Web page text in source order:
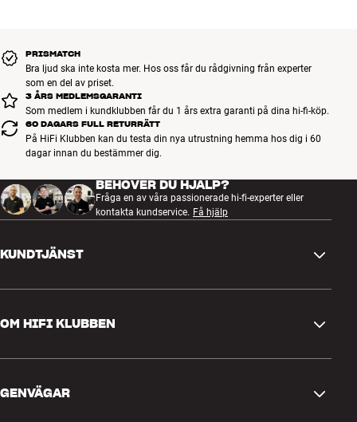
PRISMATCH
Bra ljud ska inte kosta mer. Hos oss får du rådgivning från experter
som en del av priset.
3 ÅRS MEDLEMSGARANTI
Som medlem i kundklubben får du 1 års extra garanti på dina hi-fi-köp.
60 DAGARS FULL RETURRÄTT
På HiFi Klubben kan du testa din nya utrustning hemma hos dig i 60
dagar innan du bestämmer dig.
BEHÖVER DU HJÄLP?
Fråga en av våra passionerade hi-fi-experter eller
kontakta kundservice. Få hjälp
KUNDTJÄNST
Retur och reklamation
Ångra beställning
OM HIFI KLUBBEN
GENVÄGAR